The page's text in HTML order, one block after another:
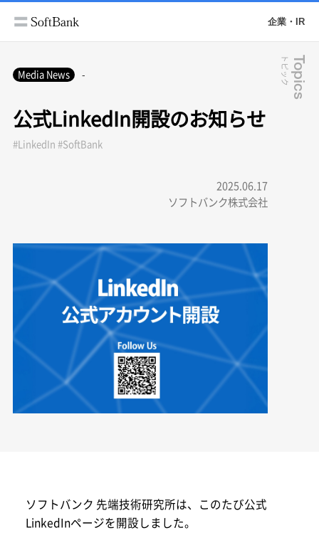
企業・IR
Media News -
公式LinkedIn開設のお知らせ
#LinkedIn #SoftBank
2025.06.17
ソフトバンク株式会社
Topics
トピック
ソフトバンク 先端技術研究所は、このたび公式
LinkedInページを開設しました。